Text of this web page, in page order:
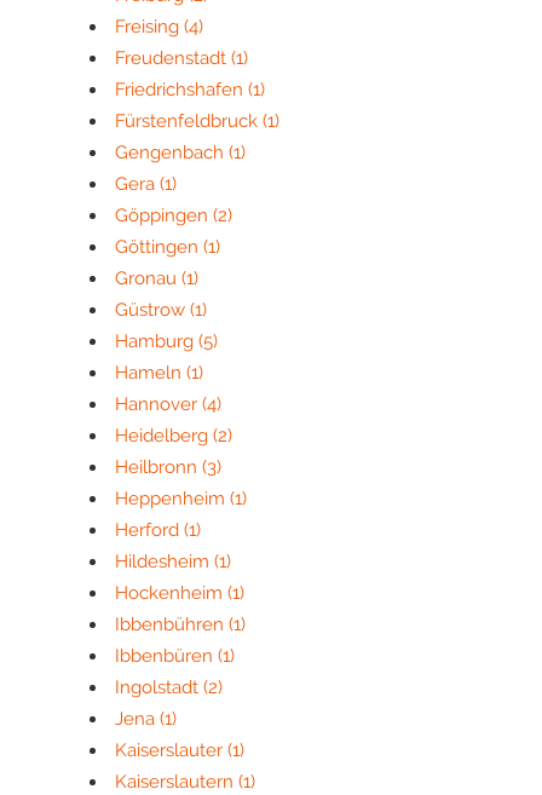
Freising (4)
Freudenstadt (1)
Friedrichshafen (1)
Fürstenfeldbruck (1)
Gengenbach (1)
Gera (1)
Göppingen (2)
Göttingen (1)
Gronau (1)
Güstrow (1)
Hamburg (5)
Hameln (1)
Hannover (4)
Heidelberg (2)
Heilbronn (3)
Heppenheim (1)
Herford (1)
Hildesheim (1)
Hockenheim (1)
Ibbenbühren (1)
Ibbenbüren (1)
Ingolstadt (2)
Jena (1)
Kaiserslauter (1)
Kaiserslautern (1)